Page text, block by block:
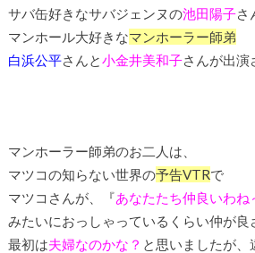
サバ缶好きなサバジェンヌの池田陽子さ
マンホール大好きなマンホーラー師弟
白浜公平さんと小金井美和子さんが出演
マンホーラー師弟のお二人は、
マツコの知らない世界の予告VTRで
マツコさんが、『あなたたち仲良いわね
みたいにおっしゃっているくらい仲が良
最初は夫婦なのかな？ と思いましたが、